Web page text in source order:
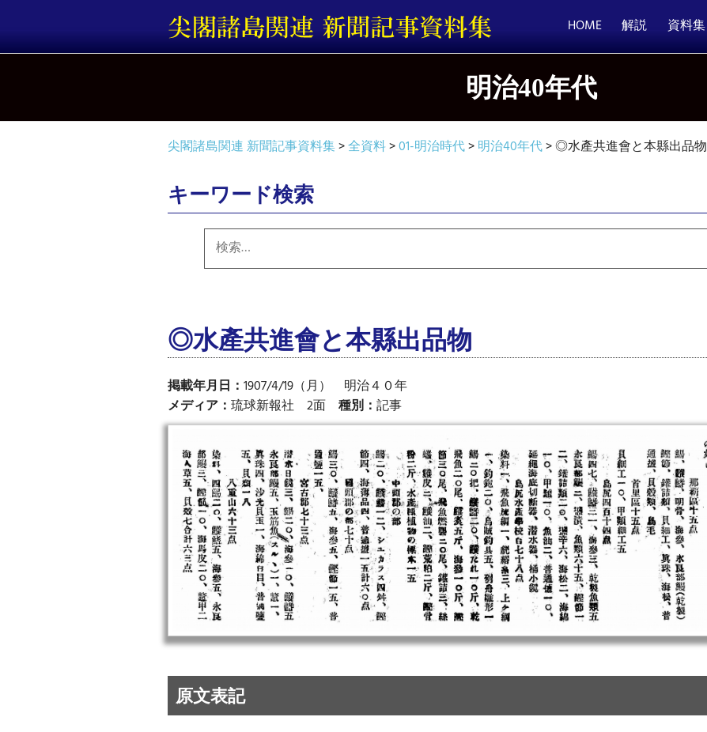
テ
ス
HOME 解説 資料集
明治40年代
尖閣諸島関連 新聞記事資料集>全資料>01-明治時代>明治40年代>◎水產共進會と本縣出品物
キーワード検索
索:
◎水產共進會と本縣出品物
掲載年月日： 1907/4/19（月） 明治４０年
メディア： 琉球新報社 2面 種別： 記事
原文表記